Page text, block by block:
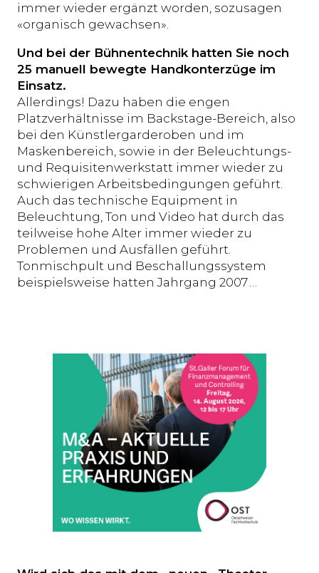
immer wieder ergänzt worden, sozusagen
«organisch gewachsen».
Und bei der Bühnentechnik hatten Sie noch
25 manuell bewegte Handkonterzüge im
Einsatz.
Allerdings! Dazu haben die engen
Platzverhältnisse im Backstage-Bereich, also
bei den Künstlergarderoben und im
Maskenbereich, sowie in der Beleuchtungs-
und Requisitenwerkstatt immer wieder zu
schwierigen Arbeitsbedingungen geführt.
Auch das technische Equipment in
Beleuchtung, Ton und Video hat durch das
teilweise hohe Alter immer wieder zu
Problemen und Ausfällen geführt.
Tonmischpult und Beschallungssystem
beispielsweise hatten Jahrgang 2007 …